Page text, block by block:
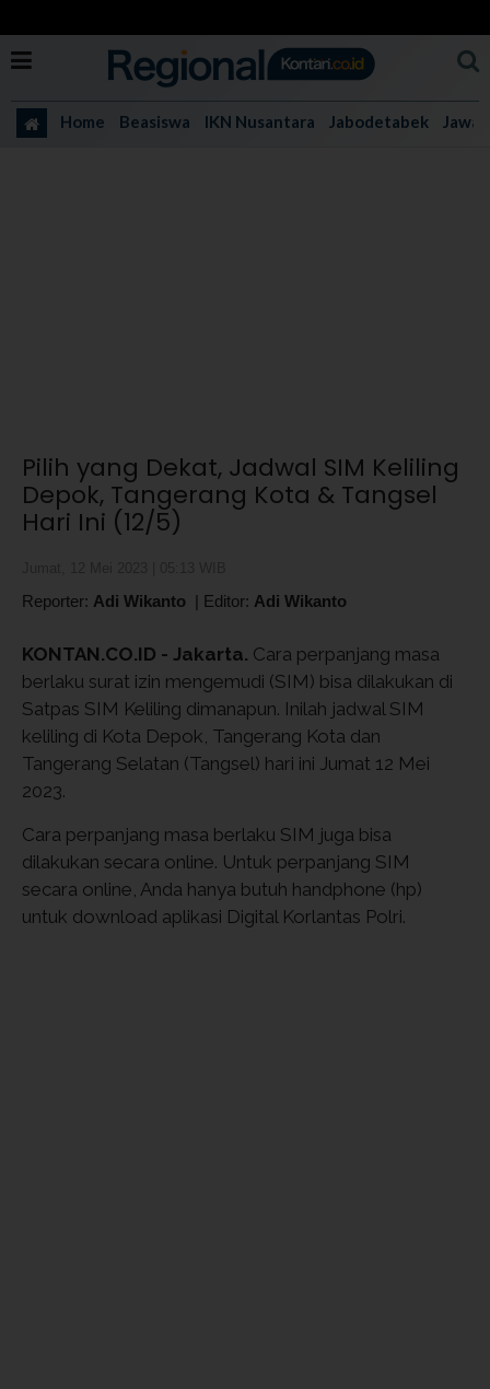
Home Beasiswa IKN Nusantara Jabodetabek Jawa
Pilih yang Dekat, Jadwal SIM Keliling
Depok, Tangerang Kota & Tangsel
Hari Ini (12/5)
Reporter: Adi Wikanto | Editor: Adi Wikanto
KONTAN.CO.ID - Jakarta. Cara perpanjang masa
berlaku surat izin mengemudi (SIM) bisa dilakukan di
Satpas SIM Keliling dimanapun. Inilah jadwal SIM
keliling di Kota Depok, Tangerang Kota dan
Tangerang Selatan (Tangsel) hari ini Jumat 12 Mei
2023.
Cara perpanjang masa berlaku SIM juga bisa
dilakukan secara online. Untuk perpanjang SIM
secara online, Anda hanya butuh handphone (hp)
untuk download aplikasi Digital Korlantas Polri.